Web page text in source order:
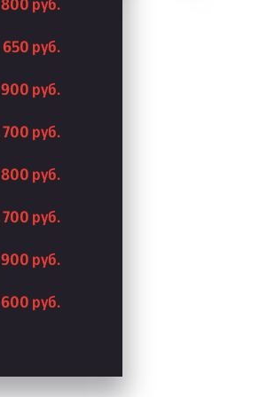
800 руб.
650 руб.
900 руб.
700 руб.
800 руб.
700 руб.
900 руб.
600 руб.